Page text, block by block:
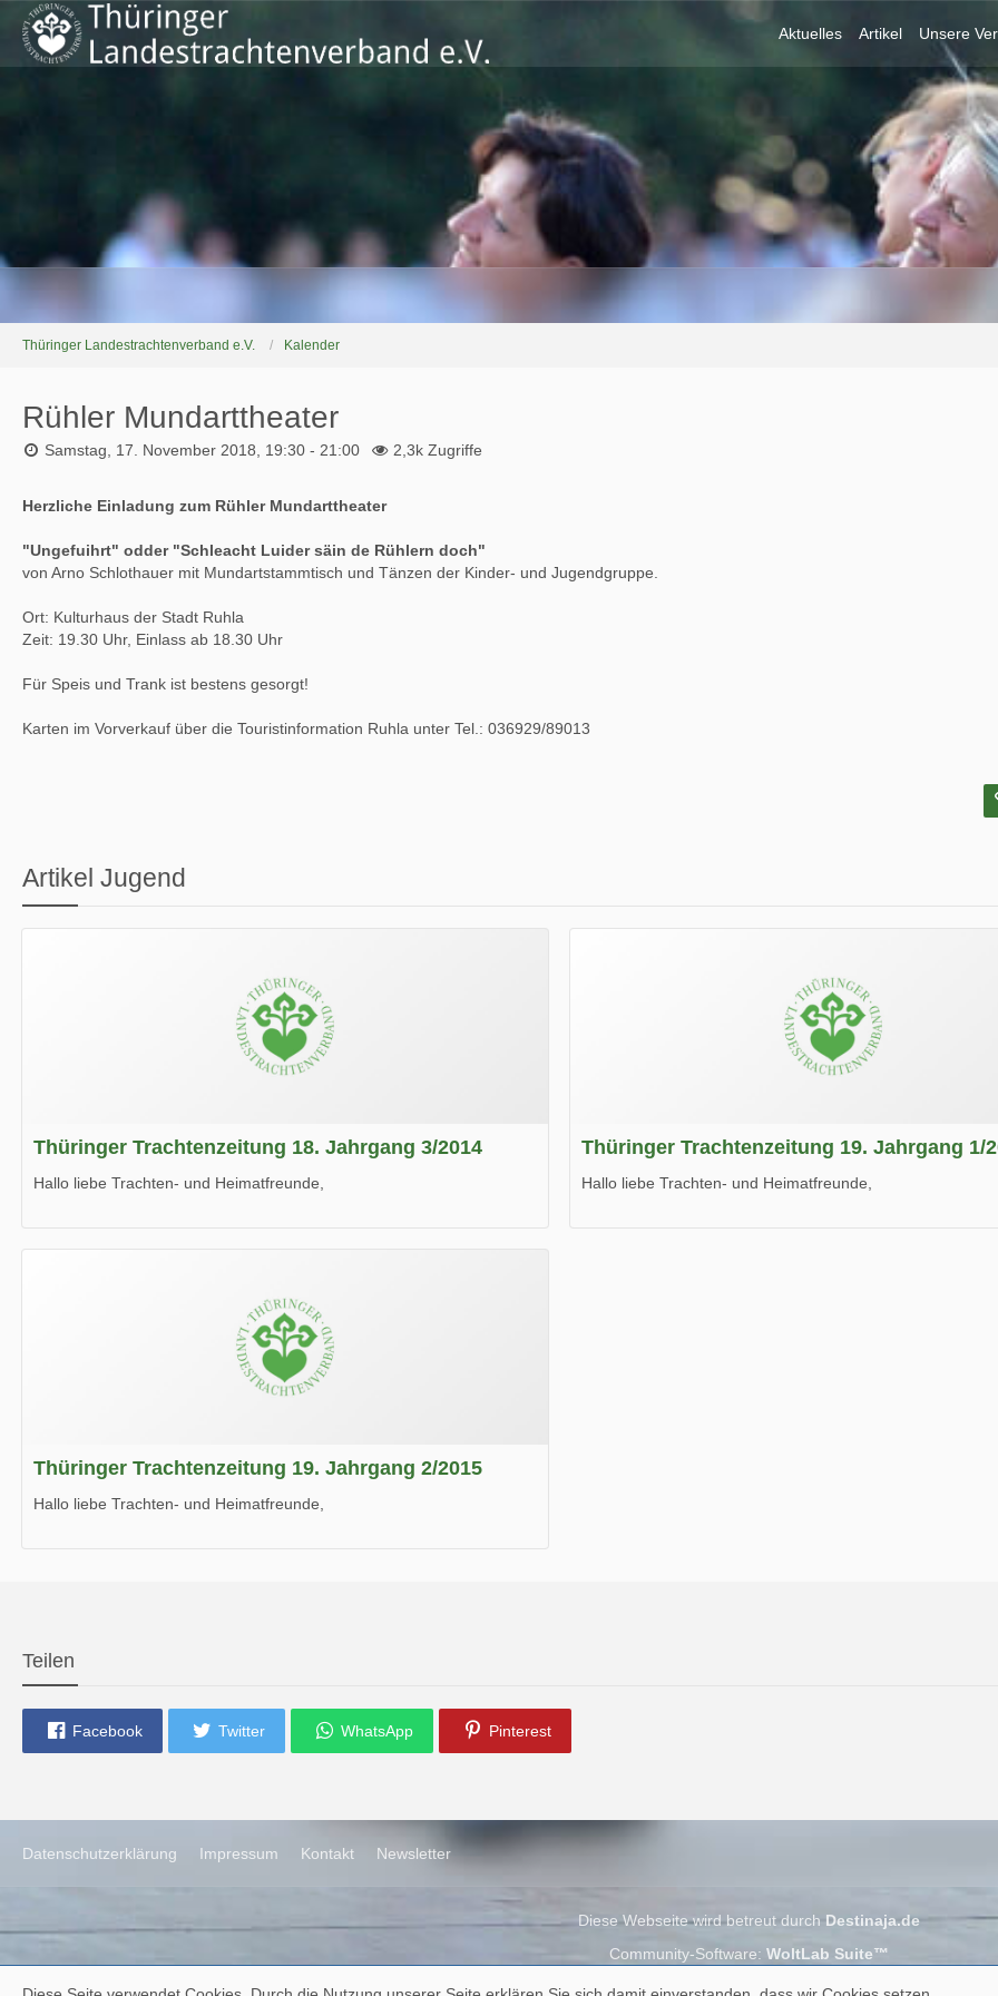
Aktuelles Artikel Unsere
Thüringer Landestrachtenverband e.V. Kalender
Rühler Mundarttheater
Samstag, 17. November 2018, 19:30 - 21:00 2,3k Zugriffe
Herzliche Einladung zum Rühler Mundarttheater
"Ungefuihrt" odder "Schleacht Luider säin de Rühlern doch"
von Arno Schlothauer mit Mundartstammtisch und Tänzen der Kinder- und Jugendgruppe.
Ort: Kulturhaus der Stadt Ruhla
Zeit: 19.30 Uhr, Einlass ab 18.30 Uhr
Für Speis und Trank ist bestens gesorgt!
Karten im Vorverkauf über die Touristinformation Ruhla unter Tel.: 036929/89013
Artikel Jugend
Thüringer Trachtenzeitung 18. Jahrgang 3/2014
Hallo liebe Trachten- und Heimatfreunde,
Wir wünschen Euch viel Spaß beim Lesen.
Thüringer Trachtenzeitung 19. Jahrgang 1/
Hallo liebe Trachten- und Heimatfreunde,
Thüringer Trachtenzeitung 19. Jahrgang 2/2015
Hallo liebe Trachten- und Heimatfreunde,
Teilen
Facebook Twitter WhatsApp Pinterest
Datenschutzerklärung Impressum Kontakt Newsletter
Diese Webseite wird betreut durch Destinaja.de
Community-Software: WoltLab Suite™